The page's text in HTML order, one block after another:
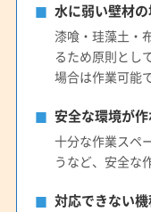
水に弱い壁材
漆喰・珪藻土・
るため原則とし
場合は作業可能で
安全な環境が
十分な作業スペ
うなど、安全な
対応できない